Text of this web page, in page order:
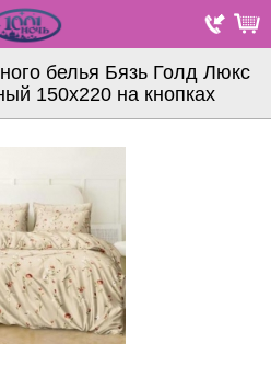
белья Бязь Голд Люкс
150х220 на кнопках